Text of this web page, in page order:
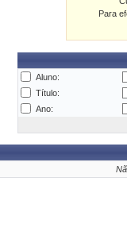
Para
Aluno:
Título:
Ano: